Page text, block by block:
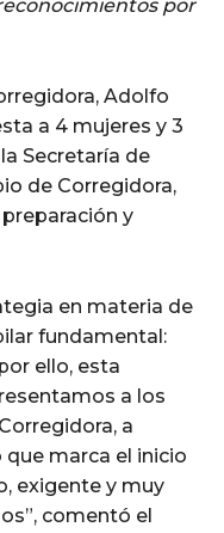
por
Adolfo
a 4 mujeres y 3
Secretaría de
de Corregidora,
y
en materia de
fundamental:
ello, esta
a los
a
marca el inicio
exigente y muy
comentó el